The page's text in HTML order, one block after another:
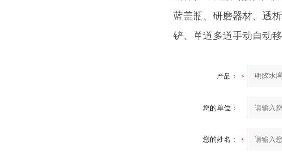
蓝盖瓶、研磨器材、透
铲、单道多道手动自动
产品：
您的单位：
您的姓名：